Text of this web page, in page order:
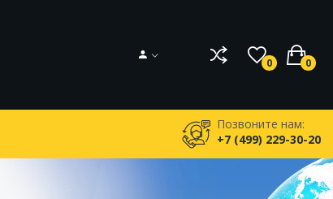
0 0
Позвоните нам:
+7 (499) 229-30-20